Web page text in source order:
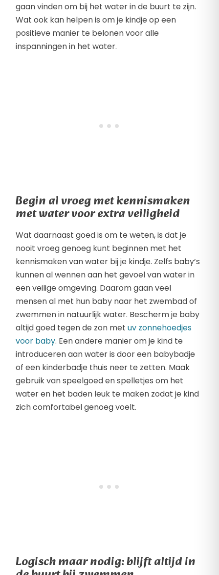
gaan vinden om bij het water in de buurt te zijn.
Wat ook kan helpen is om je kindje op een
positieve manier te belonen voor alle
inspanningen in het water.
Begin al vroeg met kennismaken
met water voor extra veiligheid
Wat daarnaast goed is om te weten, is dat je
nooit vroeg genoeg kunt beginnen met het
kennismaken van water bij je kindje. Zelfs baby’s
kunnen al wennen aan het gevoel van water in
een veilige omgeving. Daarom gaan veel
mensen al met hun baby naar het zwembad of
zwemmen in natuurlijk water. Bescherm je baby
altijd goed tegen de zon met uv zonnehoedjes
voor baby. Een andere manier om je kind te
introduceren aan water is door een babybadje
of een kinderbadje thuis neer te zetten. Maak
gebruik van speelgoed en spelletjes om het
water en het baden leuk te maken zodat je kind
zich comfortabel genoeg voelt.
Logisch maar nodig: blijft altijd in